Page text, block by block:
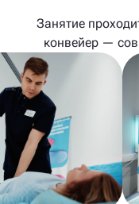
Занятие
конвейер —